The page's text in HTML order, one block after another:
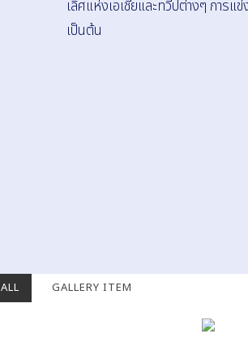
เลิศแห่งเอเชียและทวีปต่างๆ การแ
เป็นต้น
ALL GALLERY ITEM